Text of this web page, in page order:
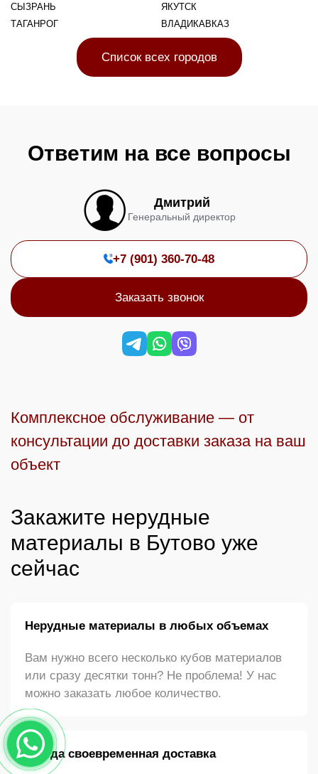
СЫЗРАНЬ
ЯКУТСК
ТАГАНРОГ
ВЛАДИКАВКАЗ
Список всех городов
Ответим на все вопросы
Дмитрий
Генеральный директор
+7 (901) 360-70-48
Заказать звонок
Комплексное обслуживание — от
консультации до доставки заказа на ваш
объект
Закажите нерудные
материалы в Бутово уже
сейчас
Нерудные материалы в любых объемах
Вам нужно всего несколько кубов материалов
или сразу десятки тонн? Не проблема! У нас
можно заказать любое количество.
Всегда своевременная доставка